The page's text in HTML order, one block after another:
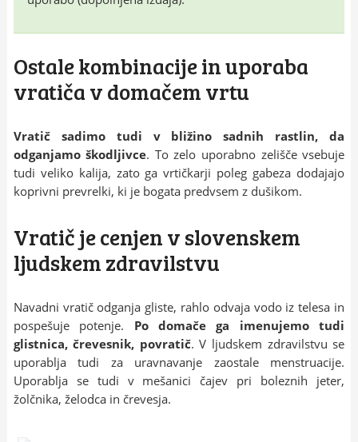
Ostale kombinacije in uporaba
vratiča v domačem vrtu
Vratič sadimo tudi v bližino sadnih rastlin, da
odganjamo škodljivce. To zelo uporabno zelišče vsebuje
tudi veliko kalija, zato ga vrtičkarji poleg gabeza dodajajo
koprivni prevrelki, ki je bogata predvsem z dušikom.
Vratič je cenjen v slovenskem
ljudskem zdravilstvu
Navadni vratič odganja gliste, rahlo odvaja vodo iz telesa in
pospešuje potenje. Po domače ga imenujemo tudi
glistnica, črevesnik, povratič. V ljudskem zdravilstvu se
uporablja tudi za uravnavanje zaostale menstruacije.
Uporablja se tudi v mešanici čajev pri boleznih jeter,
žolčnika, želodca in črevesja.